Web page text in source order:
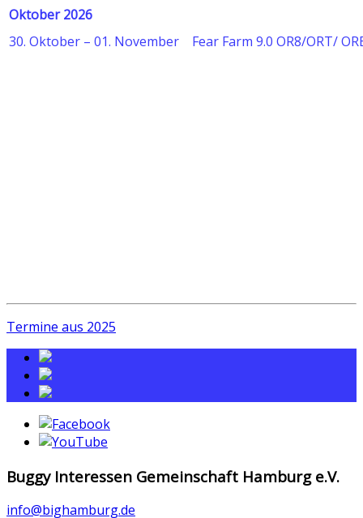
Oktober 2026
30. Oktober – 01. November
Fear Farm 9.0 OR8/ORT/
Termine aus 2025
Buggy Interessen Gemeinschaft Hamburg e.V.
info@bighamburg.de